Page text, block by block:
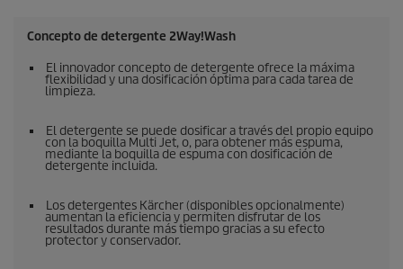
Concepto de detergente 2Way!Wash
El innovador concepto de detergente ofrece la máxima
flexibilidad y una dosificación óptima para cada tarea de
limpieza.
El detergente se puede dosificar a través del propio equipo
con la boquilla Multi Jet, o, para obtener más espuma,
mediante la boquilla de espuma con dosificación de
detergente incluida.
Los detergentes Kärcher (disponibles opcionalmente)
aumentan la eficiencia y permiten disfrutar de los
resultados durante más tiempo gracias a su efecto
protector y conservador.